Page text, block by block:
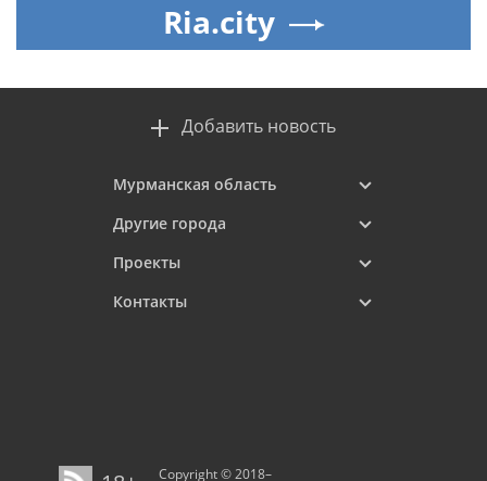
Ria.city
Добавить новость
Мурманская область
Другие города
Проекты
Контакты
Copyright © 2018–